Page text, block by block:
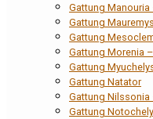
Gattung
Gattung
Gattung
Gattung Morenia
Gattung
Gattung Natator
Gattung Nilssonia
Gattung